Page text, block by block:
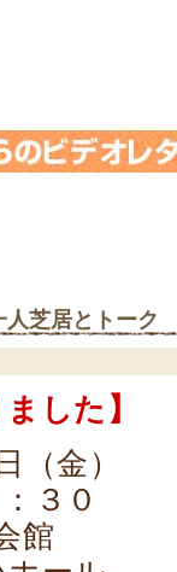
芝居とトーク
した】
金）
３０
館